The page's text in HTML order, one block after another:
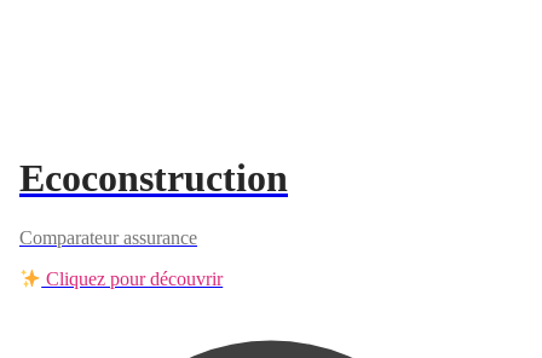
Ecoconstruction
Comparateur assurance
Cliquez pour découvrir